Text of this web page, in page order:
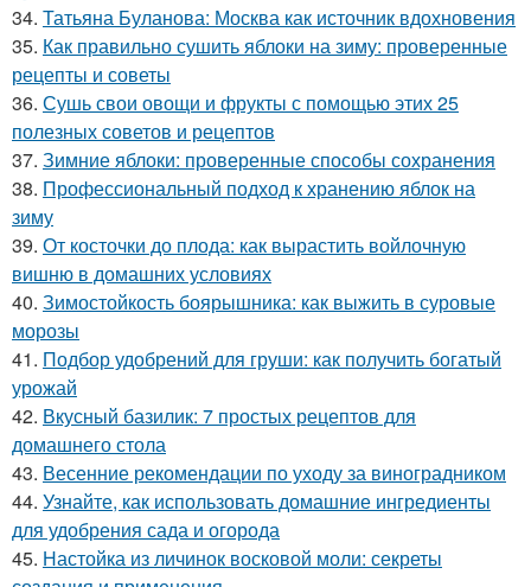
34. Татьяна Буланова: Москва как источник вдохновения
35. Как правильно сушить яблоки на зиму: проверенные
рецепты и советы
36. Сушь свои овощи и фрукты с помощью этих 25
полезных советов и рецептов
37. Зимние яблоки: проверенные способы сохранения
38. Профессиональный подход к хранению яблок на
зиму
39. От косточки до плода: как вырастить войлочную
вишню в домашних условиях
40. Зимостойкость боярышника: как выжить в суровые
морозы
41. Подбор удобрений для груши: как получить богатый
урожай
42. Вкусный базилик: 7 простых рецептов для
домашнего стола
43. Весенние рекомендации по уходу за виноградником
44. Узнайте, как использовать домашние ингредиенты
для удобрения сада и огорода
45. Настойка из личинок восковой моли: секреты